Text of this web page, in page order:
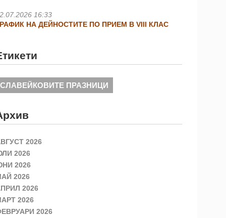
16:33
НА ДЕЙНОСТИТЕ ПО ПРИЕМ В VIII КЛАС
СЛАВЕЙКОВИТЕ ПРАЗНИЦИ
2026
2026
2026
2026
2026
2026
2026